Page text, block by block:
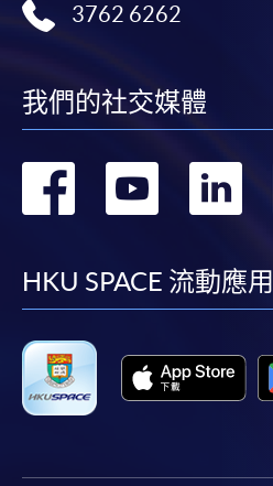
中指定所須文件(如學歷證
繳交所需費用
申請人可使用以下方式繳
繳費靈網上服務- 申請人
碼，請瀏覽繳費靈網址
Mastercard（包括「香港
Mastercard卡」）繳付學
3762 6262
我們的社交媒體
轉 轉
HKU SPACE 流動應